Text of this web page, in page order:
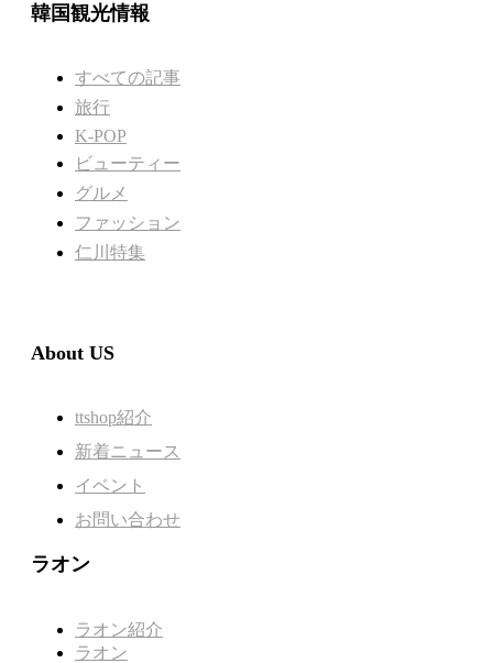
韓国観光情報
すべての記事
旅行
K-POP
ビューティー
グルメ
ファッション
仁川特集
About US
ttshop紹介
新着ニュース
イベント
お問い合わせ
ラオン
ラオン紹介
ラオン